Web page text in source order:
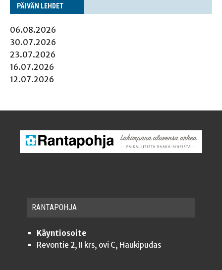
PÄI­VÄN LEHDET
06.08.2026
30.07.2026
23.07.2026
16.07.2026
12.07.2026
RAN­TA­POH­JA
Käyntiosoite
Revontie 2, II krs, ovi C, Haukipudas